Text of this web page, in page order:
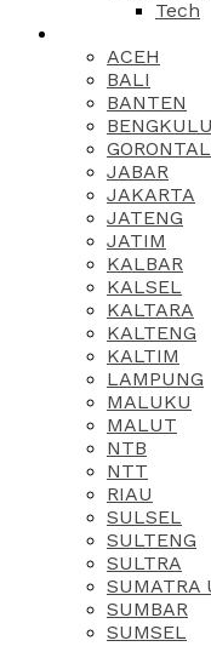
Tech
ACEH
BALI
BANTEN
BENGKULU
JABAR
JAKARTA
JATENG
JATIM
KALBAR
KALSEL
KALTARA
KALTENG
KALTIM
LAMPUNG
MALUKU
MALUT
NTB
NTT
RIAU
SULSEL
SULTENG
SULTRA
SUMATRA
SUMBAR
SUMSEL